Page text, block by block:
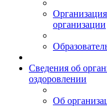
организации
Сведения об
оздоровлении
Об